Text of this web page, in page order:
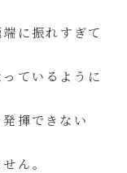
に振れすぎて
ているように
揮できない
ん。